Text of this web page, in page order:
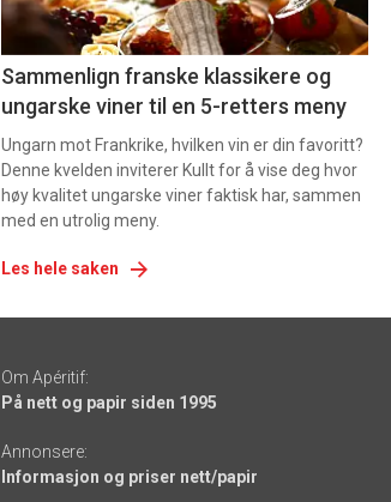
5
Sammenlign franske klassikere og
ungarske viner til en 5-retters meny
Ungarn mot Frankrike, hvilken vin er din favoritt?
Denne kvelden inviterer Kullt for å vise deg hvor
høy kvalitet ungarske viner faktisk har, sammen
med en utrolig meny.
Les hele saken
Om Apéritif:
På nett og papir siden 1995
Annonsere:
Informasjon og priser nett/papir